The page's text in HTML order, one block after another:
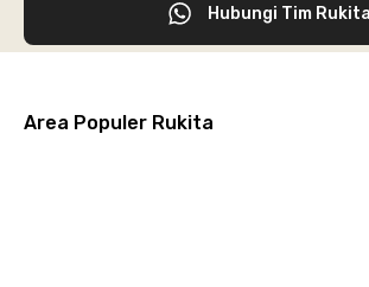
Hubungi Tim Rukita
Area Populer Rukita